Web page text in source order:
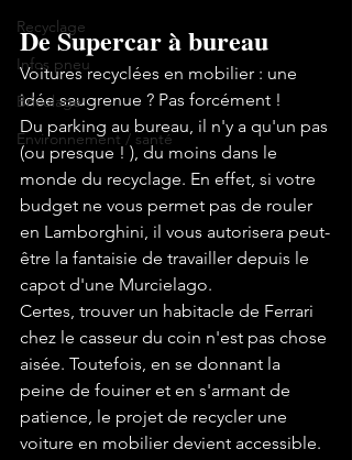
Recyclage
Infos pneu
Bricolage
Environnement / santé
De Supercar à bureau
Voitures recyclées en mobilier : une
idée saugrenue ? Pas forcément !
Du parking au bureau, il n'y a qu'un pas
(ou presque ! ), du moins dans le
monde du recyclage. En effet, si votre
budget ne vous permet pas de rouler
en Lamborghini, il vous autorisera peut-
être la fantaisie de travailler depuis le
capot d'une Murcielago.
Certes, trouver un habitacle de Ferrari
chez le casseur du coin n'est pas chose
aisée. Toutefois, en se donnant la
peine de fouiner et en s'armant de
patience, le projet de recycler une
voiture en mobilier devient accessible.